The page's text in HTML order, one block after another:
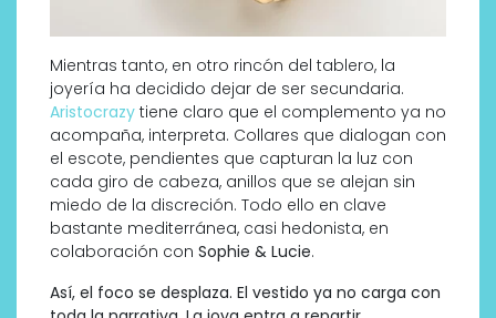
Mientras tanto, en otro rincón del tablero, la
joyería ha decidido dejar de ser secundaria.
Aristocrazy tiene claro que el complemento ya no
acompaña, interpreta. Collares que dialogan con
el escote, pendientes que capturan la luz con
cada giro de cabeza, anillos que se alejan sin
miedo de la discreción. Todo ello en clave
bastante mediterránea, casi hedonista, en
colaboración con Sophie & Lucie.
Así, el foco se desplaza. El vestido ya no carga con